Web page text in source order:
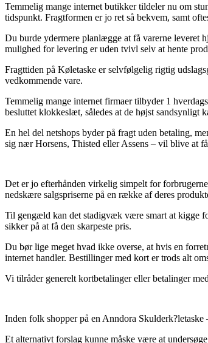
Temmelig mange internet butikker tildeler nu om
tidspunkt. Fragtformen er jo ret så bekvem, samt
Du burde ydermere planlægge at få varerne leveret
mulighed for levering er uden tvivl selv at hente
Fragttiden på Køletaske er selvfølgelig rigtig
vedkommende vare.
Temmelig mange internet firmaer tilbyder 1
besluttet klokkeslæt, således at de højst sandsynligt
En hel del netshops byder på fragt uden betaling,
sig nær Horsens, Thisted eller Assens – vil blive at
Det er jo efterhånden virkelig simpelt for
nedskære salgspriserne på en række af deres
Til gengæld kan det stadigvæk være smart at kigge
sikker på at få den skarpeste pris.
Du bør lige meget hvad ikke overse, at hvis en
internet handler. Bestillinger med kort er trods alt
Vi tilråder generelt kortbetalinger eller betalinger
Inden folk shopper på en Anndora
Et alternativt forslag kunne måske være at